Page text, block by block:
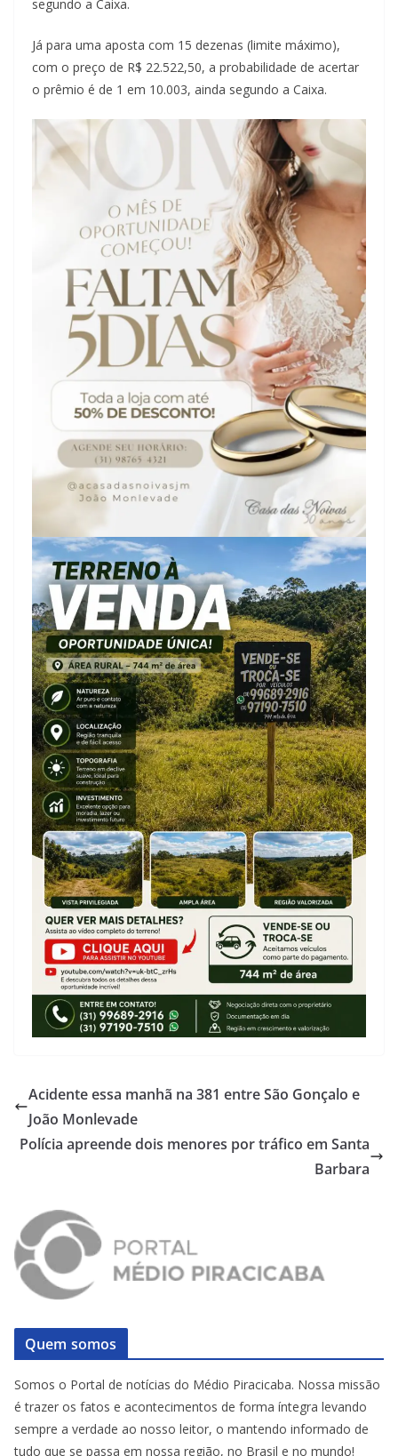
segundo a Caixa.
Já para uma aposta com 15 dezenas (limite máximo),
com o preço de R$ 22.522,50, a probabilidade de acertar
o prêmio é de 1 em 10.003, ainda segundo a Caixa.
Acidente essa manhã na 381 entre São Gonçalo e
João Monlevade
Polícia apreende dois menores por tráfico em Santa
Barbara
Quem somos
Somos o Portal de notícias do Médio Piracicaba. Nossa missão
é trazer os fatos e acontecimentos de forma íntegra levando
sempre a verdade ao nosso leitor, o mantendo informado de
tudo que se passa em nossa região, no Brasil e no mundo!